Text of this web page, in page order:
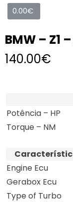
0.00€
BMW – Z1
140.00€
Potência – HP
Torque – NM
Engine Ecu
Gerabox Ecu
Type of Turbo